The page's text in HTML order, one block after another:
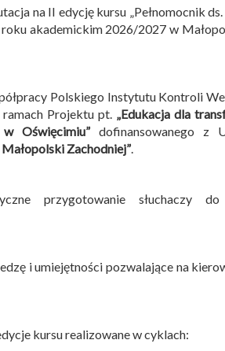
na II edycję kursu „Pełnomocnik
akademickim 2026/2027 w
Polskiego Instytutu Kontroli
Projektu pt. „Edukacja dla
Oświęcimiu”dofinansowanego z
Zachodniej”.
przygotowanie słuchaczy do
i umiejętności pozwalające na
kursu realizowane w cyklach: